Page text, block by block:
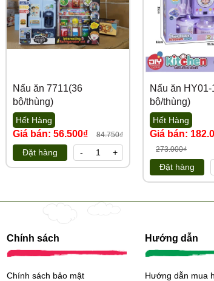
Nấu ăn 7711(36
bộ/thùng)
Hết Hàng
Giá bán: 56.500₫ 84.750₫
Đặt hàng - +
Nấu ăn HY01-
bộ/thùng)
Hết Hàng
Giá bán:
273.000₫
Đặt hàng
Chính sách
Chính sách bảo mật
Hướng dẫn
Hướng dẫn mua